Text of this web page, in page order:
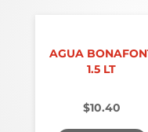
AGUA
1.5 LT
$10.40